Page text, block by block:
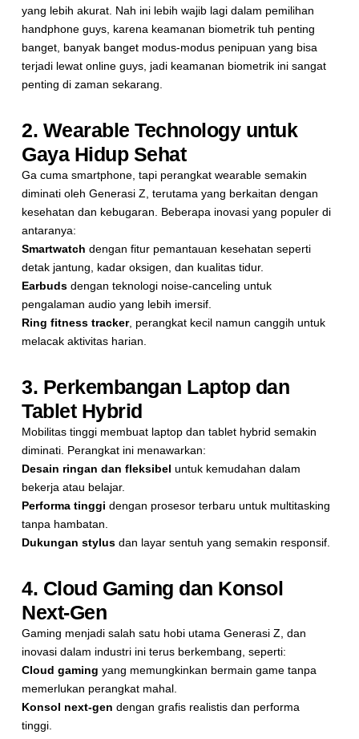
yang lebih akurat. Nah ini lebih wajib lagi dalam pemilihan
handphone guys, karena keamanan biometrik tuh penting
banget, banyak banget modus-modus penipuan yang bisa
terjadi lewat online guys, jadi keamanan biometrik ini sangat
penting di zaman sekarang.
2. Wearable Technology untuk
Gaya Hidup Sehat
Ga cuma smartphone, tapi perangkat wearable semakin
diminati oleh Generasi Z, terutama yang berkaitan dengan
kesehatan dan kebugaran. Beberapa inovasi yang populer di
antaranya:
Smartwatch dengan fitur pemantauan kesehatan seperti
detak jantung, kadar oksigen, dan kualitas tidur.
Earbuds dengan teknologi noise-canceling untuk
pengalaman audio yang lebih imersif.
Ring fitness tracker, perangkat kecil namun canggih untuk
melacak aktivitas harian.
3. Perkembangan Laptop dan
Tablet Hybrid
Mobilitas tinggi membuat laptop dan tablet hybrid semakin
diminati. Perangkat ini menawarkan:
Desain ringan dan fleksibel untuk kemudahan dalam
bekerja atau belajar.
Performa tinggi dengan prosesor terbaru untuk multitasking
tanpa hambatan.
Dukungan stylus dan layar sentuh yang semakin responsif.
4. Cloud Gaming dan Konsol
Next-Gen
Gaming menjadi salah satu hobi utama Generasi Z, dan
inovasi dalam industri ini terus berkembang, seperti:
Cloud gaming yang memungkinkan bermain game tanpa
memerlukan perangkat mahal.
Konsol next-gen dengan grafis realistis dan performa
tinggi.